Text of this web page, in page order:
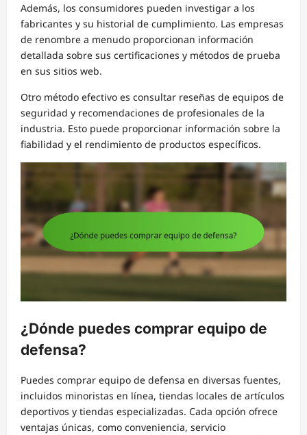
Además, los consumidores pueden investigar a los
fabricantes y su historial de cumplimiento. Las empresas
de renombre a menudo proporcionan información
detallada sobre sus certificaciones y métodos de prueba
en sus sitios web.
Otro método efectivo es consultar reseñas de equipos de
seguridad y recomendaciones de profesionales de la
industria. Esto puede proporcionar información sobre la
fiabilidad y el rendimiento de productos específicos.
¿Dónde puedes comprar equipo de
defensa?
Puedes comprar equipo de defensa en diversas fuentes,
incluidos minoristas en línea, tiendas locales de artículos
deportivos y tiendas especializadas. Cada opción ofrece
ventajas únicas, como conveniencia, servicio